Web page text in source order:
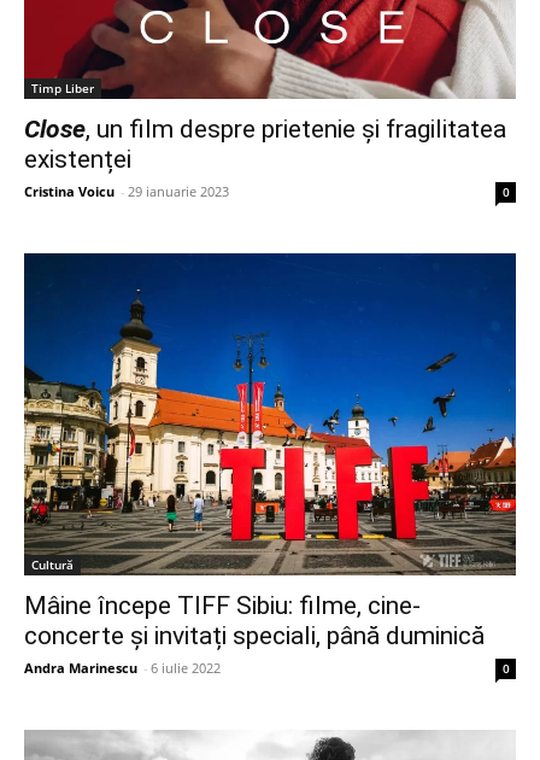
Timp Liber
Close, un film despre prietenie și fragilitatea
existenței
Cristina Voicu - 29 ianuarie 2023 0
Cultură
Mâine începe TIFF Sibiu: filme, cine-
concerte și invitați speciali, până duminică
Andra Marinescu - 6 iulie 2022 0